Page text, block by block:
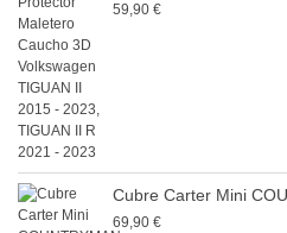
59,90 €
Cubre Carter Mini
69,90 €